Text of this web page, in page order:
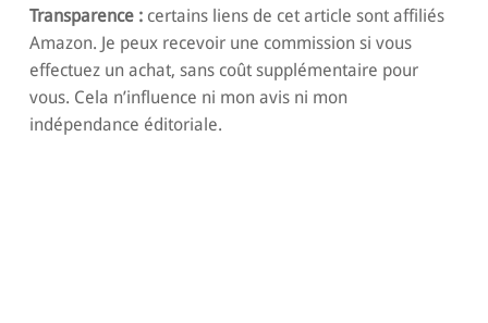
Transparence :certains liens de cet article sont affiliés
Amazon. Je peux recevoir une commission si vous
effectuez un achat, sans coût supplémentaire pour
vous. Cela n’influence ni mon avis ni mon
indépendance éditoriale.